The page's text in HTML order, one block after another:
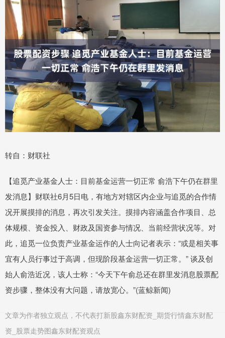
转自：财联社
【追觅产业基金人士：目前基金运营一切正常 俞浩下午仍在群里
发消息】财联社6月5日电，有地方对辖区内企业与追觅的合作情
况开展摸排的消息，再次引发关注。摸排内容涵盖合作项目、总
体规模、资金投入、财政及国资参与情况、当前经营状况等。对
此，追觅一位负责产业基金运作的人士向记者表示：“或是相关事
宜有人员行事过于高调，但现阶段基金运营一切正常。” 谈及创
始人俞浩近况，该人士称：“今天下午俞总还在群里发消息股票配
资步骤，整体没有大问题，请放宽心。”(蓝鲸新闻)
文章为作者独立观点，不代表打新股鑫东财配资_期货行情鑫东财配
资_股票走势图鑫东财配资观点